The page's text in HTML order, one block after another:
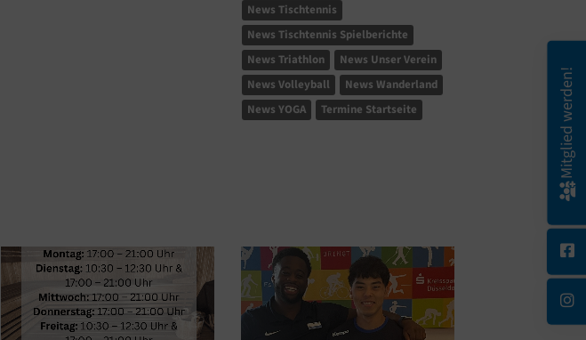
News Tischtennis
News Tischtennis Spielberichte
News Triathlon
News Unser Verein
News Volleyball
News Wanderland
News YOGA
Termine Startseite Mitglied werden!